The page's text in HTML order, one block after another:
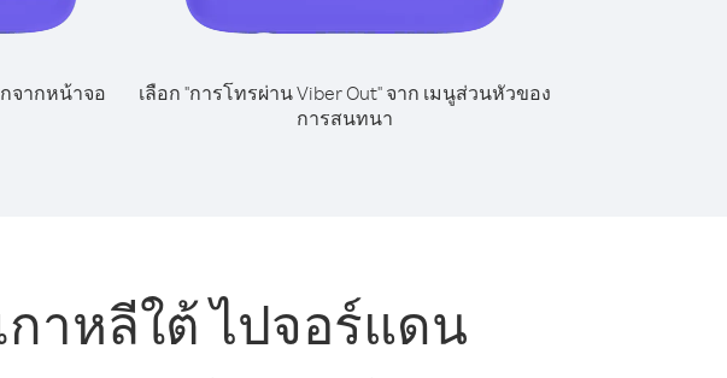
จากหน้าจอ
เลือก "การโทรผ่าน Viber Out" จาก เมนูส่วนหัวของ
การสนทนา
าหลีใต้ ไปจอร์แดน